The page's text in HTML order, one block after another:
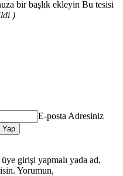
bir başlık ekleyin Bu tesisi
)
E-posta Adresiniz
Yap
girişi yapmalı yada ad,
Yorumun,